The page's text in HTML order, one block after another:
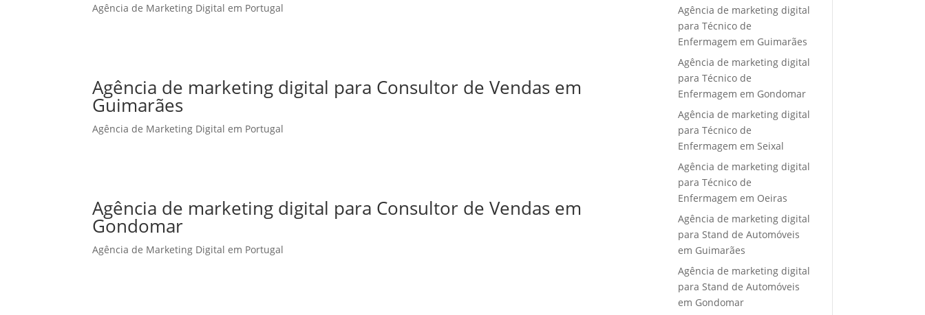
Agência de Marketing Digital em Portugal
Agência de marketing digital para Consultor de Vendas em
Guimarães
Agência de Marketing Digital em Portugal
Agência de marketing digital para Consultor de Vendas em
Gondomar
Agência de Marketing Digital em Portugal
Agência de marketing digital
para Técnico de
Enfermagem em Guimarães
Agência de marketing digital
para Técnico de
Enfermagem em Gondomar
Agência de marketing digital
para Técnico de
Enfermagem em Seixal
Agência de marketing digital
para Técnico de
Enfermagem em Oeiras
Agência de marketing digital
para Stand de Automóveis
em Guimarães
Agência de marketing digital
para Stand de Automóveis
em Gondomar